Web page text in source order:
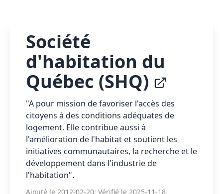
Société
d'habitation du
Québec (SHQ)
"A pour mission de favoriser l'accès des
citoyens à des conditions adéquates de
logement. Elle contribue aussi à
l'amélioration de l'habitat et soutient les
initiatives communautaires, la recherche et le
développement dans l'industrie de
l'habitation".
Ajouté le 2012-02-20; Vérifié le 2025-11-18.